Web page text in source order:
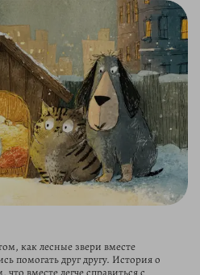
как лесные звери вместе
помогать друг другу. История о
вместе легче справиться с